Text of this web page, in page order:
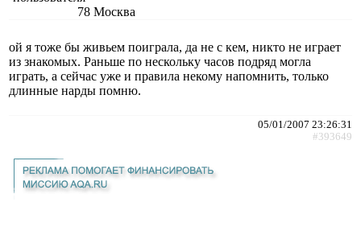
78 Москва
ой я тоже бы живьем поиграла, да не с кем, никто не играет
из знакомых. Раньше по нескольку часов подряд могла
играть, а сейчас уже и правила некому напомнить, только
длинные нарды помню.
05/01/2007 23:26:31
#393649